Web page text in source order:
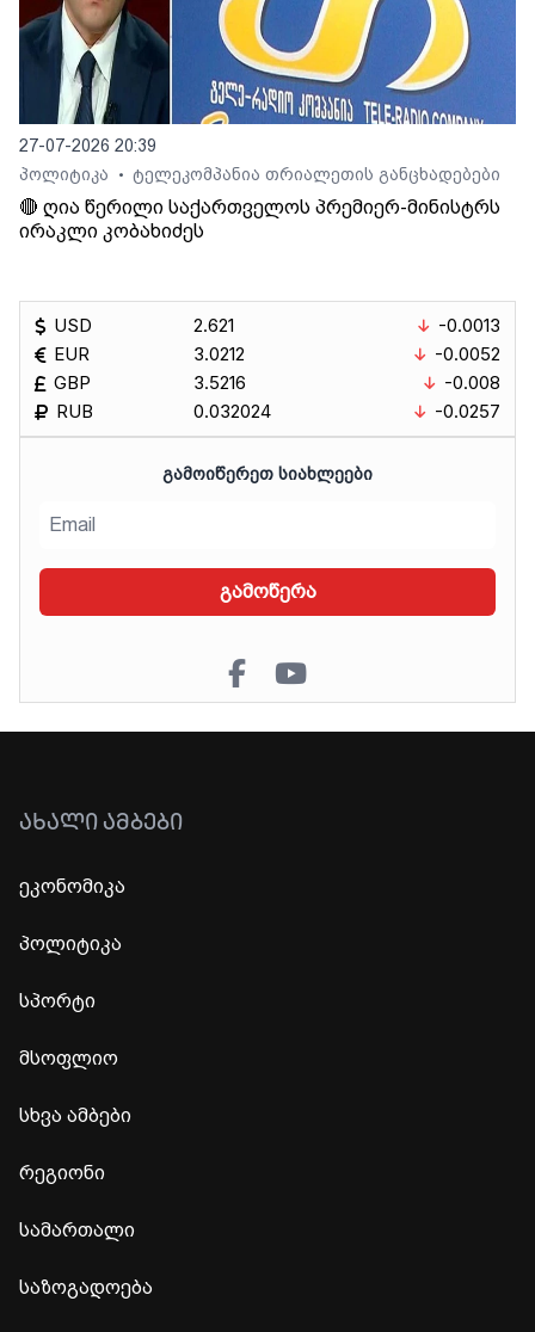
27-07-2026 20:39
პოლიტიკა
• ტელეკომპანია თრიალეთის განცხადებები
🔴 ღია წერილი საქართველოს პრემიერ-მინისტრს
ირაკლი კობახიძეს
USD
EUR
GBP
RUB
2.621
3.0212
3.5216
0.032024
-0.0013
-0.0052
-0.008
-0.0257
ᲒᲐᲛᲝᲘᲬᲔᲠᲔᲗ ᲡᲘᲐᲮᲚᲔᲔᲑᲘ
გამოწერა
ᲐᲮᲐᲚᲘ ᲐᲛᲑᲔᲑᲘ
ეკონომიკა
პოლიტიკა
სპორტი
მსოფლიო
სხვა ამბები
რეგიონი
სამართალი
საზოგადოება